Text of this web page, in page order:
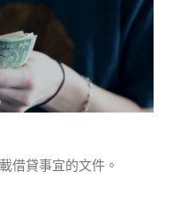
借貸事宜的文件。